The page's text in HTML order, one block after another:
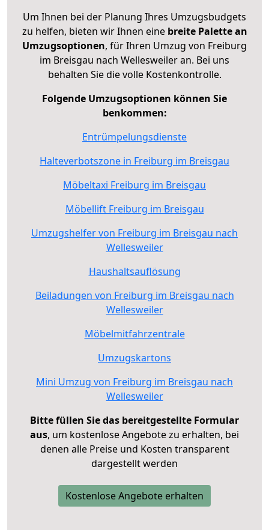
Um Ihnen bei der Planung Ihres Umzugsbudgets
zu helfen, bieten wir Ihnen eine breite Palette an
Umzugsoptionen, für Ihren Umzug von Freiburg
im Breisgau nach Wellesweiler an. Bei uns
behalten Sie die volle Kostenkontrolle.
Folgende Umzugsoptionen können Sie
benkommen:
Entrümpelungsdienste
Halteverbotszone in Freiburg im Breisgau
Möbeltaxi Freiburg im Breisgau
Möbellift Freiburg im Breisgau
Umzugshelfer von Freiburg im Breisgau nach
Wellesweiler
Haushaltsauflösung
Beiladungen von Freiburg im Breisgau nach
Wellesweiler
Möbelmitfahrzentrale
Umzugskartons
Mini Umzug von Freiburg im Breisgau nach
Wellesweiler
Bitte füllen Sie das bereitgestellte Formular
aus, um kostenlose Angebote zu erhalten, bei
denen alle Preise und Kosten transparent
dargestellt werden
Kostenlose Angebote erhalten